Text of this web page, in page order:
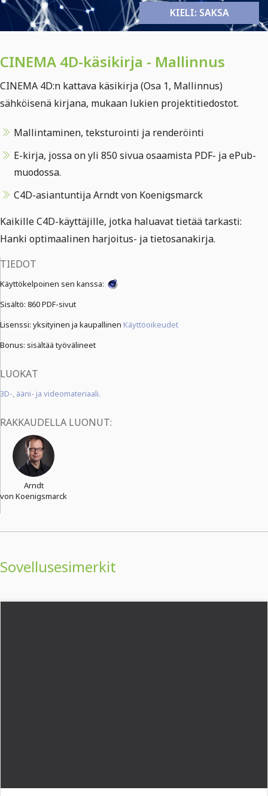
KIELI: SAKSA
CINEMA 4D-käsikirja - Mallinnus
CINEMA 4D:n kattava käsikirja (Osa 1, Mallinnus)
sähköisenä kirjana, mukaan lukien projektitiedostot.
Mallintaminen, teksturointi ja renderöinti
E-kirja, jossa on yli 850 sivua osaamista PDF- ja ePub-
muodossa.
C4D-asiantuntija Arndt von Koenigsmarck
Kaikille C4D-käyttäjille, jotka haluavat tietää tarkasti:
Hanki optimaalinen harjoitus- ja tietosanakirja.
TIEDOT
Käyttökelpoinen sen kanssa:
Sisältö: 860 PDF-sivut
Lisenssi: yksityinen ja kaupallinen Käyttöoikeudet
Bonus: sisältää työvälineet
LUOKAT
3D-, ääni- ja videomateriaali.
RAKKAUDELLA LUONUT:
Arndt
von Koenigsmarck
Sovellusesimerkit